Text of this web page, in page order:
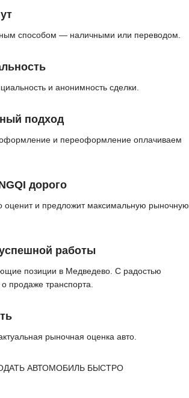
способом — наличными или переводом.
и анонимность сделки.
подход
оформление и переоформление оплачиваем
дорого
оценит и предложит максимальную рыночную
работы
позиции в Медведево. С радостью
продаже транспорта.
рыночная оценка авто.
АВТОМОБИЛЬ БЫСТРО